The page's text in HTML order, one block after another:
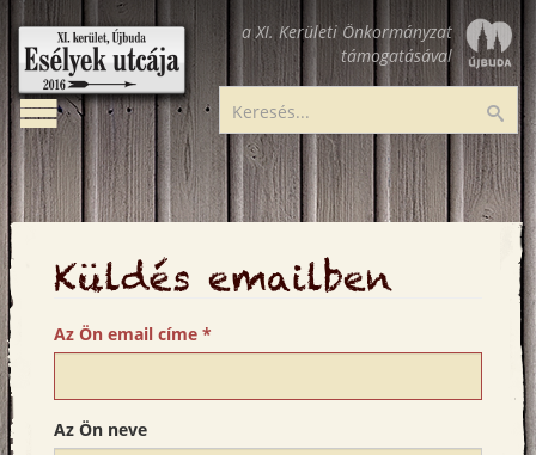
Ugrás
tartalomra
Esélyek
utcája
a XI. Kerületi Önkormányzat
támogatásával
Toggle
navigation
Küldés emailben
Az Ön email címe *
Az Ön neve